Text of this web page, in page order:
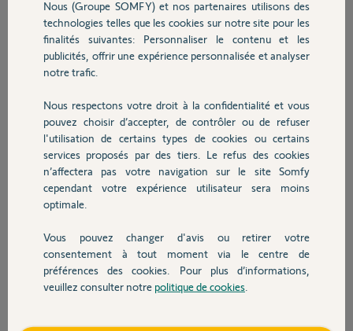
Sécurité
Domotique
Chauffage
Autres produits
Devis avec un pro
Contact
batterie est HS Voici l’adresse Mac pour que le
Yellow puisse vérifier si elle a plus de cinq ans
E04F43BB4F75
Frederic P.
il y a environ 2 ans
Participer au fil de discussion
Réponses
Bonsoir Frédéric
C'est la date d'achat qui compte et pas la date de fabrication sinon vous
Nous (Groupe SOMFY) et nos partenaires utilisons des
technologies telles que les cookies sur notre site pour les
finalités suivantes: Personnaliser le contenu et les
publicités, offrir une expérience personnalisée et analyser
notre trafic.
Nous respectons votre droit à la confidentialité et vous
pouvez choisir d’accepter, de contrôler ou de refuser
l'utilisation de certains types de cookies ou certains
services proposés par des tiers. Le refus des cookies
n’affectera pas votre navigation sur le site Somfy
cependant votre expérience utilisateur sera moins
optimale.
Vous pouvez changer d'avis ou retirer votre
consentement à tout moment via le centre de
préférences des cookies. Pour plus d’informations,
veuillez consulter notre politique de cookies